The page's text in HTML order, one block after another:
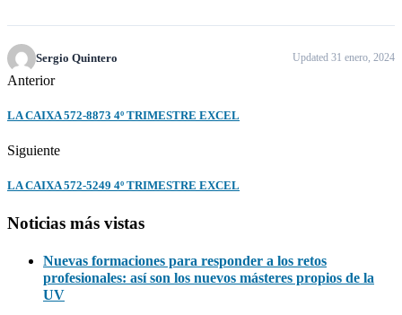
Sergio Quintero Updated 31 enero, 2024
Anterior
LA CAIXA 572-8873 4º TRIMESTRE EXCEL
Siguiente
LA CAIXA 572-5249 4º TRIMESTRE EXCEL
Noticias más vistas
Nuevas formaciones para responder a los retos
profesionales: así son los nuevos másteres propios de la
UV